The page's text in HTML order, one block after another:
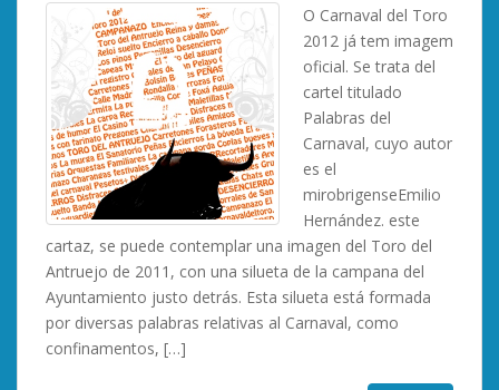
O Carnaval del Toro
2012 já tem imagem
oficial. Se trata del
cartel titulado
Palabras del
Carnaval, cuyo autor
es el
mirobrigenseEmilio
Hernández. este
cartaz, se puede contemplar una imagen del Toro del
Antruejo de 2011, con una silueta de la campana del
Ayuntamiento justo detrás. Esta silueta está formada
por diversas palabras relativas al Carnaval, como
confinamentos, […]